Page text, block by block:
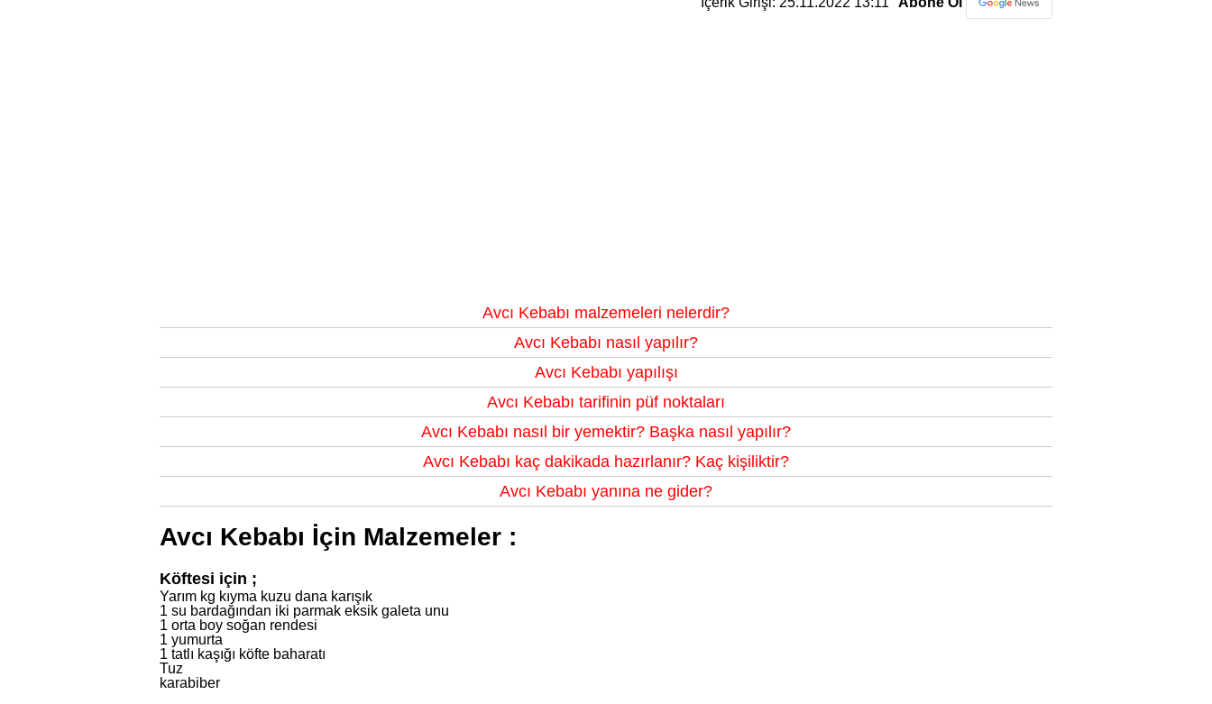
Avcı Kebabı malzemeleri nelerdir?
Avcı Kebabı nasıl yapılır?
Avcı Kebabı yapılışı
Avcı Kebabı tarifinin püf noktaları
Avcı Kebabı nasıl bir yemektir? Başka nasıl yapılır?
Avcı Kebabı kaç dakikada hazırlanır? Kaç kişiliktir?
Avcı Kebabı yanına ne gider?
Avcı Kebabı İçin Malzemeler :
Köftesi için ;
Yarım kg kıyma kuzu dana karışık
1 su bardağından iki parmak eksik galeta unu
1 orta boy soğan rendesi
1 yumurta
1 tatlı kaşığı köfte baharatı
Tuz
karabiber